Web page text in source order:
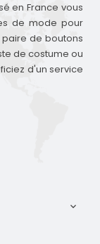
en France vous
de mode pour
de boutons
de costume ou
d'un service
